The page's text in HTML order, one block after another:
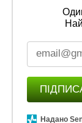
кілька
землю від
до суду
недійсними
одним. Отже,
Надано